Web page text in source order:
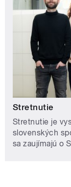
Stretnutie
Stretnutie je
slovenských
sa zaujímajú o